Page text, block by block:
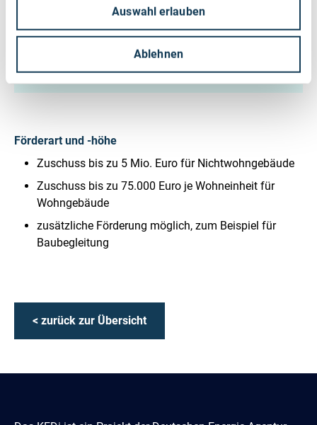
Auswahl erlauben
Ablehnen
Kommunen – Zuschuss
Förderart und -höhe
Zuschuss bis zu 5 Mio. Euro für Nichtwohngebäude
Zuschuss bis zu 75.000 Euro je Wohneinheit für
Wohngebäude
zusätzliche Förderung möglich, zum Beispiel für
Baubegleitung
< zurück zur Übersicht